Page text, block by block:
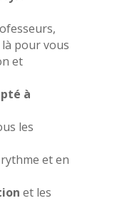
pour vous
et
à
les
et en
et les